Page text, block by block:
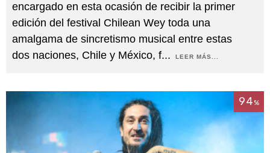
encargado en esta ocasión de recibir la primer
edición del festival Chilean Wey toda una
amalgama de sincretismo musical entre estas
dos naciones, Chile y México, f... LEER MÁS...
94%